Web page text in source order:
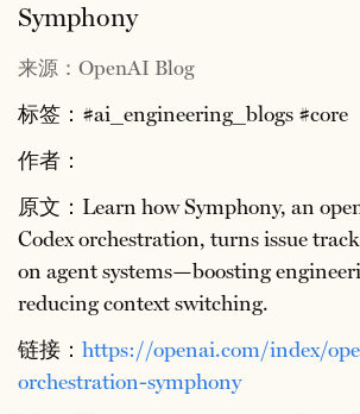
Symphony
来源：OpenAI Blog
标签：#ai_engineering_blogs #core
作者：
原文：Learn how Symphony, an
Codex orchestration, turns issue
on agent systems—boosting
reducing context switching.
链接： https://openai.com/index/
orchestration-symphony